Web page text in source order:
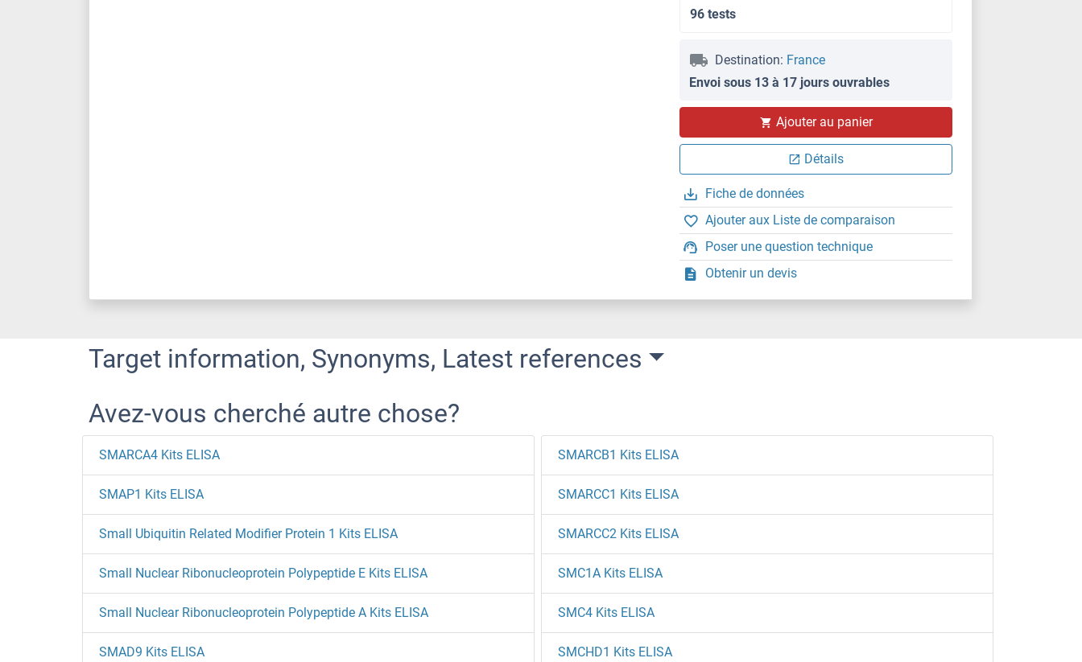
96 tests
Destination: France
Envoi sous 13 à 17 jours ouvrables
Ajouter au panier
Détails
Fiche de données
Ajouter aux Liste de comparaison
Poser une question technique
Obtenir un devis
Target information, Synonyms, Latest references
Avez-vous cherché autre chose?
SMARCA4 Kits ELISA
SMAP1 Kits ELISA
Small Ubiquitin Related Modifier Protein 1 Kits ELISA
Small Nuclear Ribonucleoprotein Polypeptide E Kits ELISA
Small Nuclear Ribonucleoprotein Polypeptide A Kits ELISA
SMAD9 Kits ELISA
SMARCB1 Kits ELISA
SMARCC1 Kits ELISA
SMARCC2 Kits ELISA
SMC1A Kits ELISA
SMC4 Kits ELISA
SMCHD1 Kits ELISA